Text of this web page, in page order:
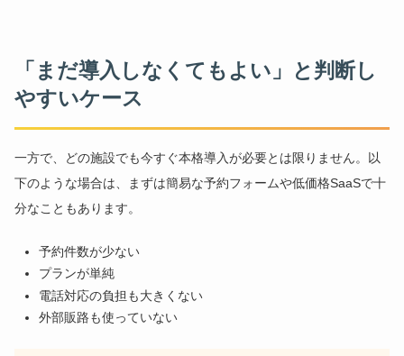
「まだ導入しなくてもよい」と判断し
やすいケース
一方で、どの施設でも今すぐ本格導入が必要とは限りません。以
下のような場合は、まずは簡易な予約フォームや低価格SaaSで十
分なこともあります。
予約件数が少ない
プランが単純
電話対応の負担も大きくない
外部販路も使っていない